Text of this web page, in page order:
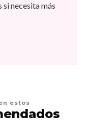
necesita más
estos